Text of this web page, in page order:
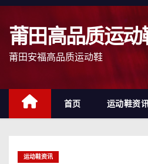
跳
莆田高品质运动
莆田安福高品质运动鞋
首页 运动鞋资
运动鞋资讯